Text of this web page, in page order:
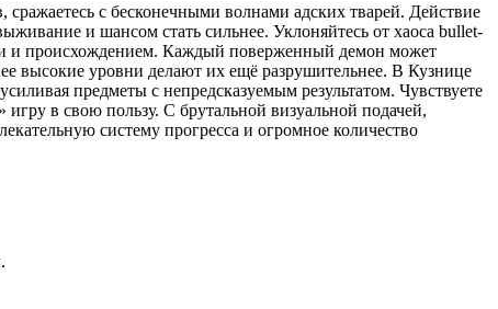
с бесконечными волнами адских тварей. Действие
и шансом стать сильнее. Уклоняйтесь от хаоса bullet-
и происхождением. Каждый поверженный демон может
высокие уровни делают их ещё разрушительнее. В Кузнице
предметы с непредсказуемым результатом. Чувствуете
в свою пользу. С брутальной визуальной подачей,
систему прогресса и огромное количество